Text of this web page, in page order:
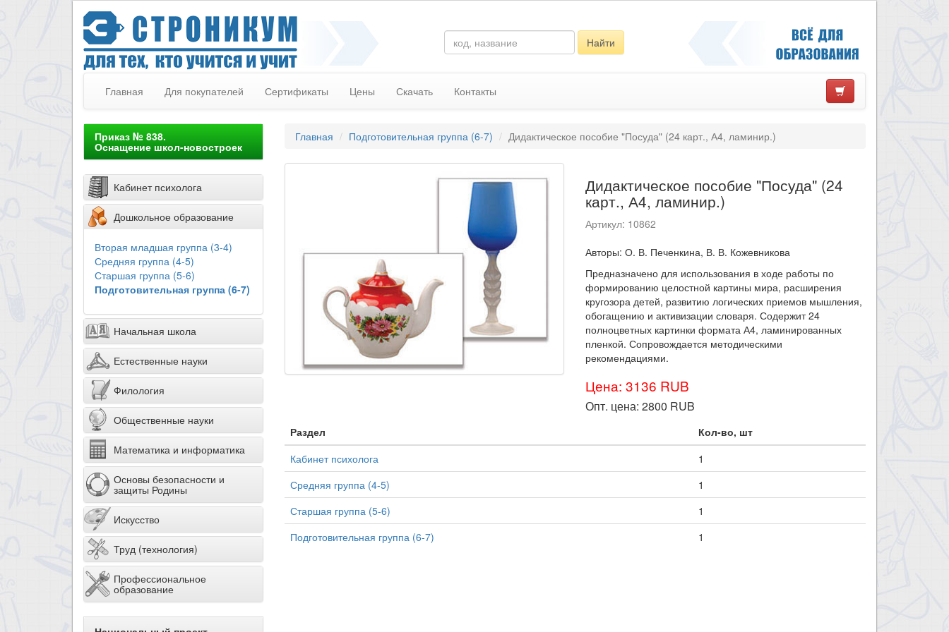
Найти
Главная Для покупателей Сертификаты Цены Скачать Контакты
Приказ № 838.
Оснащение школ-новостроек
Кабинет психолога
Дошкольное образование
Вторая младшая группа (3-4)
Средняя группа (4-5)
Старшая группа (5-6)
Подготовительная группа (6-7)
Начальная школа
Естественные науки
Филология
Общественные науки
Математика и информатика
Основы безопасности и
защиты Родины
Искусство
Труд (технология)
Профессиональное
образование
Главная Подготовительная группа (6-7) Дидактическое пособие "Посуда" (24 карт., А4, ламинир.)
Дидактическое пособие "Посуда" (24
карт., А4, ламинир.)
Артикул: 10862
Авторы: О. В. Печенкина, В. В. Кожевникова
Предназначено для использования в ходе работы по
формированию целостной картины мира, расширения
кругозора детей, развитию логических приемов мышления,
обогащению и активизации словаря. Содержит 24
полноцветных картинки формата А4, ламинированных
пленкой. Сопровождается методическими
рекомендациями.
Цена: 3136 RUB
Опт. цена:2800 RUB
Раздел
Кол-во, шт
Кабинет психолога
1
Средняя группа (4-5)
1
Старшая группа (5-6)
1
Подготовительная группа (6-7)
1